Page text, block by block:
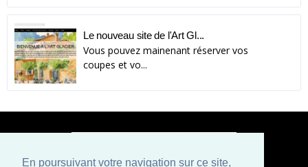
En poursuivant votre navigation sur ce site,
Le nouveau site de l'Art Gl...
Vous pouvez mainenant réserver vos
coupes et vo...